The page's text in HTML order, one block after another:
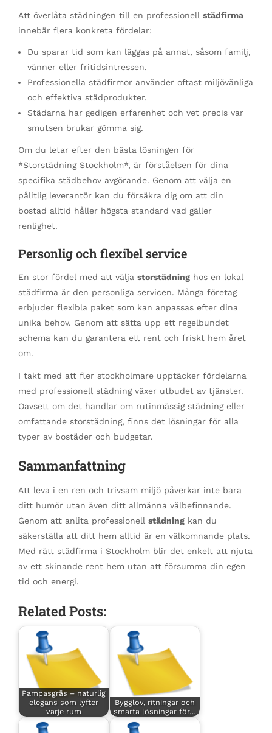
Att överlåta städningen till en professionell städfirma
innebär flera konkreta fördelar:
Du sparar tid som kan läggas på annat, såsom familj,
vänner eller fritidsintressen.
Professionella städfirmor använder oftast miljövänliga
och effektiva städprodukter.
Städarna har gedigen erfarenhet och vet precis var
smutsen brukar gömma sig.
Om du letar efter den bästa lösningen för
*Storstädning Stockholm*, är förståelsen för dina
specifika städbehov avgörande. Genom att välja en
pålitlig leverantör kan du försäkra dig om att din
bostad alltid håller högsta standard vad gäller
renlighet.
Personlig och flexibel service
En stor fördel med att välja storstädning hos en lokal
städfirma är den personliga servicen. Många företag
erbjuder flexibla paket som kan anpassas efter dina
unika behov. Genom att sätta upp ett regelbundet
schema kan du garantera ett rent och friskt hem året
om.
I takt med att fler stockholmare upptäcker fördelarna
med professionell städning växer utbudet av tjänster.
Oavsett om det handlar om rutinmässig städning eller
omfattande storstädning, finns det lösningar för alla
typer av bostäder och budgetar.
Sammanfattning
Att leva i en ren och trivsam miljö påverkar inte bara
ditt humör utan även ditt allmänna välbefinnande.
Genom att anlita professionell städning kan du
säkerställa att ditt hem alltid är en välkomnande plats.
Med rätt städfirma i Stockholm blir det enkelt att njuta
av ett skinande rent hem utan att försumma din egen
tid och energi.
Related Posts:
Pampasgräs – naturlig
elegans som lyfter
varje rum
Bygglov, ritningar och
smarta lösningar för…